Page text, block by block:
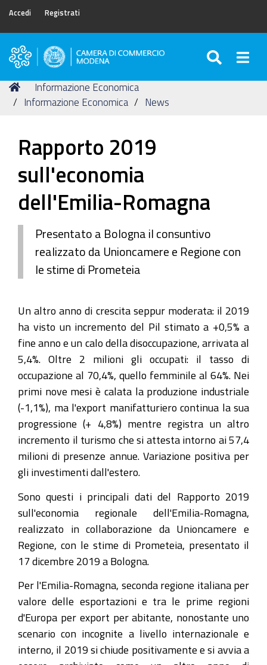
Accedi Registrati
Camera
Commercio
di
Tu
sei
Home
Informazione Economica
Informazione Economica
News
Rapporto 2019
sull'economia
dell'Emilia-Romagna
Presentato a Bologna il consuntivo
realizzato da Unioncamere e Regione con
le stime di Prometeia
Un altro anno di crescita seppur moderata: il 2019
ha visto un incremento del Pil stimato a +0,5% a
fine anno e un calo della disoccupazione, arrivata al
5,4%. Oltre 2 milioni gli occupati: il tasso di
occupazione al 70,4%, quello femminile al 64%. Nei
primi nove mesi è calata la produzione industriale
(-1,1%), ma l'export manifatturiero continua la sua
progressione (+ 4,8%) mentre registra un altro
incremento il turismo che si attesta intorno ai 57,4
milioni di presenze annue. Variazione positiva per
gli investimenti dall'estero.
Sono questi i principali dati del Rapporto 2019
sull'economia regionale dell'Emilia-Romagna,
realizzato in collaborazione da Unioncamere e
Regione, con le stime di Prometeia, presentato il
17 dicembre 2019 a Bologna.
Per l'Emilia-Romagna, seconda regione italiana per
valore delle esportazioni e tra le prime regioni
d'Europa per export per abitante, nonostante uno
scenario con incognite a livello internazionale e
interno, il 2019 si chiude positivamente e si avvia a